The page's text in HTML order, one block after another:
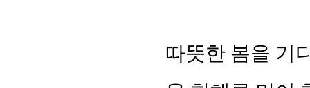
따뜻한 봄을 기